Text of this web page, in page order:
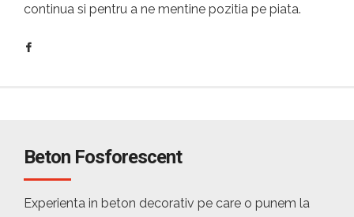
continua si pentru a ne mentine pozitia pe piata.
Beton Fosforescent
Experienta in beton decorativ pe care o punem la